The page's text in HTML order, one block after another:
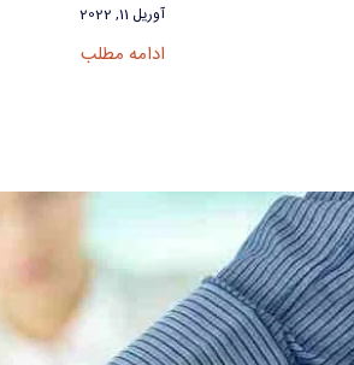
آوریل 11, 2022
ادامه مطلب